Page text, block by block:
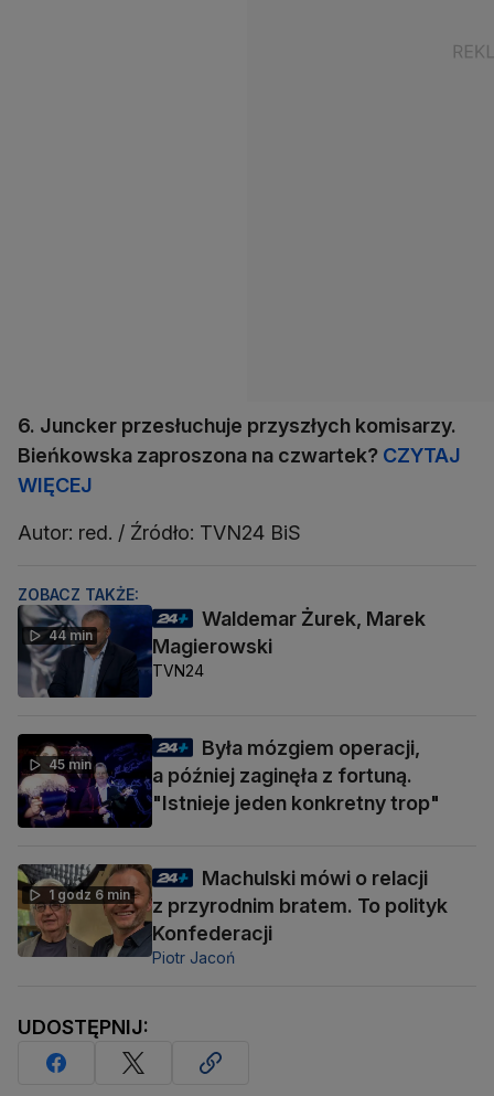
6. Juncker przesłuchuje przyszłych komisarzy.
Bieńkowska zaproszona na czwartek? CZYTAJ
WIĘCEJ
Autor: red. / Źródło: TVN24 BiS
ZOBACZ TAKŻE:
44 min
Waldemar Żurek, Marek
Magierowski
TVN24
45 min
Była mózgiem operacji,
a później zaginęła z fortuną.
"Istnieje jeden konkretny trop"
1 godz 6 min
Machulski mówi o relacji
z przyrodnim bratem. To polityk
Konfederacji
Piotr Jacoń
UDOSTĘPNIJ: